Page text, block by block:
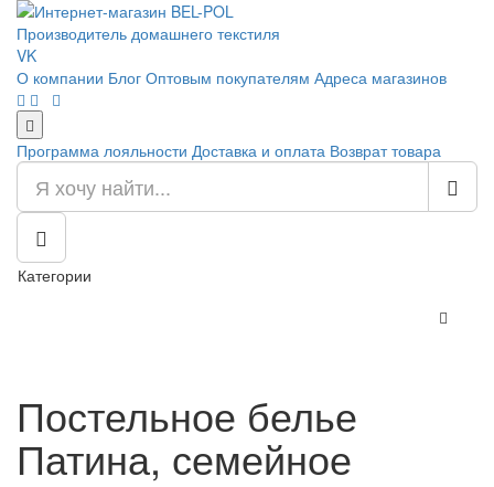
Производитель домашнего текстиля
VK
О компании Блог Оптовым покупателям Адреса магазинов
Программа лояльности Доставка и оплата Возврат товара
Категории
Постельное белье
Патина, семейное